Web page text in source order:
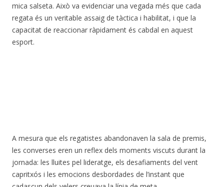
mica salseta. Això va evidenciar una vegada més que cada
regata és un veritable assaig de tàctica i habilitat, i que la
capacitat de reaccionar ràpidament és cabdal en aquest
esport.
A mesura que els regatistes abandonaven la sala de premis,
les converses eren un reflex dels moments viscuts durant la
jornada: les lluites pel lideratge, els desafiaments del vent
capritxós i les emocions desbordades de l’instant que